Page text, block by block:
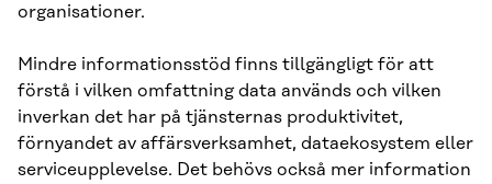
organisationer.
Mindre informationsstöd finns tillgängligt för att
förstå i vilken omfattning data används och vilken
inverkan det har på tjänsternas produktivitet,
förnyandet av affärsverksamhet, dataekosystem eller
serviceupplevelse. Det behövs också mer information